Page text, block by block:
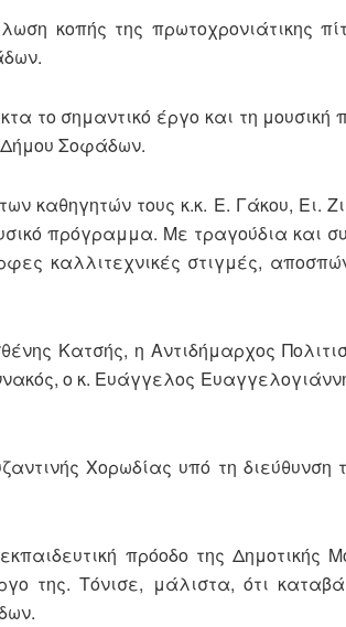
κοπής της πρωτοχρονιάτικης
το σημαντικό έργο και τη μουσική
Δήμου Σοφάδων.
καθηγητών τους κ.κ. Ε. Γάκου, Ει.
πρόγραμμα. Με τραγούδια και
καλλιτεχνικές στιγμές,
Κατσής, η Αντιδήμαρχος
ο κ. Ευάγγελος
Χορωδίας υπό τη διεύθυνση
πρόοδο της Δημοτικής
της. Τόνισε, μάλιστα, ότι